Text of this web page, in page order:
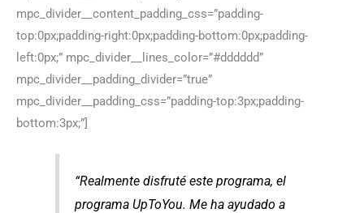
mpc_divider__content_padding_css=”padding-
top:0px;padding-right:0px;padding-bottom:0px;padding-
left:0px;” mpc_divider__lines_color=”#dddddd”
mpc_divider__padding_divider=”true”
mpc_divider__padding_css=”padding-top:3px;padding-
bottom:3px;”]
“Realmente disfruté este programa, el
programa UpToYou. Me ha ayudado a